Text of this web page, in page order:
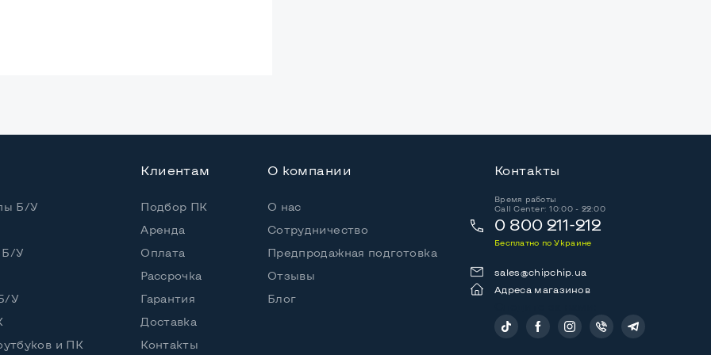
i5-2410M (2,30 - 2,90 GHz)
Б/У
Б/У
У
и ПК
Клиентам
Подбор ПК
Аренда
Оплата
Рассрочка
Гарантия
Доставка
Контакты
О компании
О нас
Сотрудничество
Предпродажная подготовка
Отзывы
Блог
Контакты
Время работы
Call Center: 10:00 - 22:00
0 800 211-212
Бесплатно по Украине
sales@chipchip.ua
Адреса магазинов